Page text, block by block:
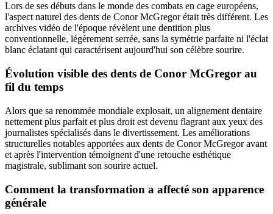
Lors de ses débuts dans le monde des combats en cage européens,
l'aspect naturel des dents de Conor McGregor était très différent. Les
archives vidéo de l'époque révèlent une dentition plus
conventionnelle, légèrement serrée, sans la symétrie parfaite ni l'éclat
blanc éclatant qui caractérisent aujourd'hui son célèbre sourire.
Évolution visible des dents de Conor McGregor au
fil du temps
Alors que sa renommée mondiale explosait, un alignement dentaire
nettement plus parfait et plus droit est devenu flagrant aux yeux des
journalistes spécialisés dans le divertissement. Les améliorations
structurelles notables apportées aux dents de Conor McGregor avant
et après l'intervention témoignent d'une retouche esthétique
magistrale, sublimant son sourire actuel.
Comment la transformation a affecté son apparence
générale